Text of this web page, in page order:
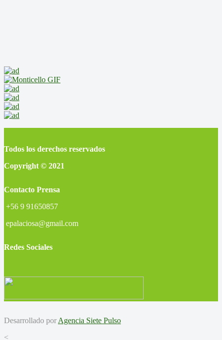
Todos los derechos reservados
Copyright © 2021
Contacto Prensa
+56 9 91650857
epalaciosa@gmail.com
Redes Sociales
Desarrollado por Agencia Siete Pulso
<